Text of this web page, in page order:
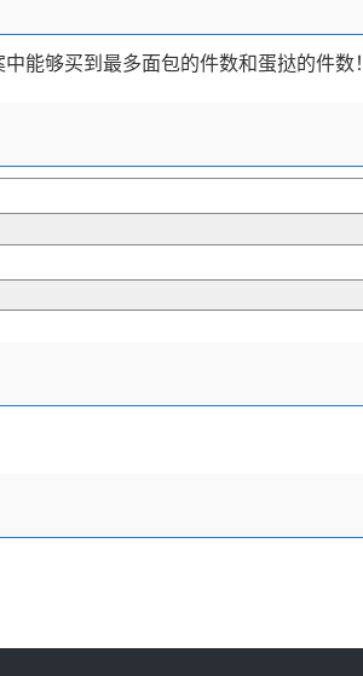
能够买到最多面包的件数和蛋挞的件数！